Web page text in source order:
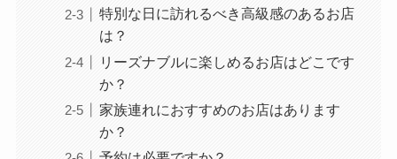
特別な日に訪れるべき高級感のあるお店
は？
リーズナブルに楽しめるお店はどこです
か？
家族連れにおすすめのお店はあります
か？